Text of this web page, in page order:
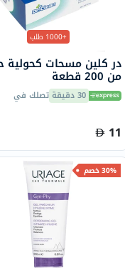
+1000 طلب
در كلين مسحات كحولية
من 200 قطعة
30 دقيقة تصلك في
11
30% خصم